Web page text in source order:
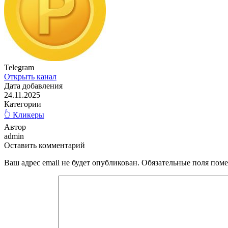
Telegram
Открыть канал
Дата добавления
24.11.2025
Категории
👆 Кликеры
Автор
admin
Оставить комментарий
Ваш адрес email не будет опубликован. Обязательные поля